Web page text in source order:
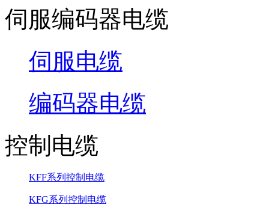
伺服编码器电缆
伺服电缆
编码器电缆
控制电缆
KFF系列控制电缆
KFG系列控制电缆